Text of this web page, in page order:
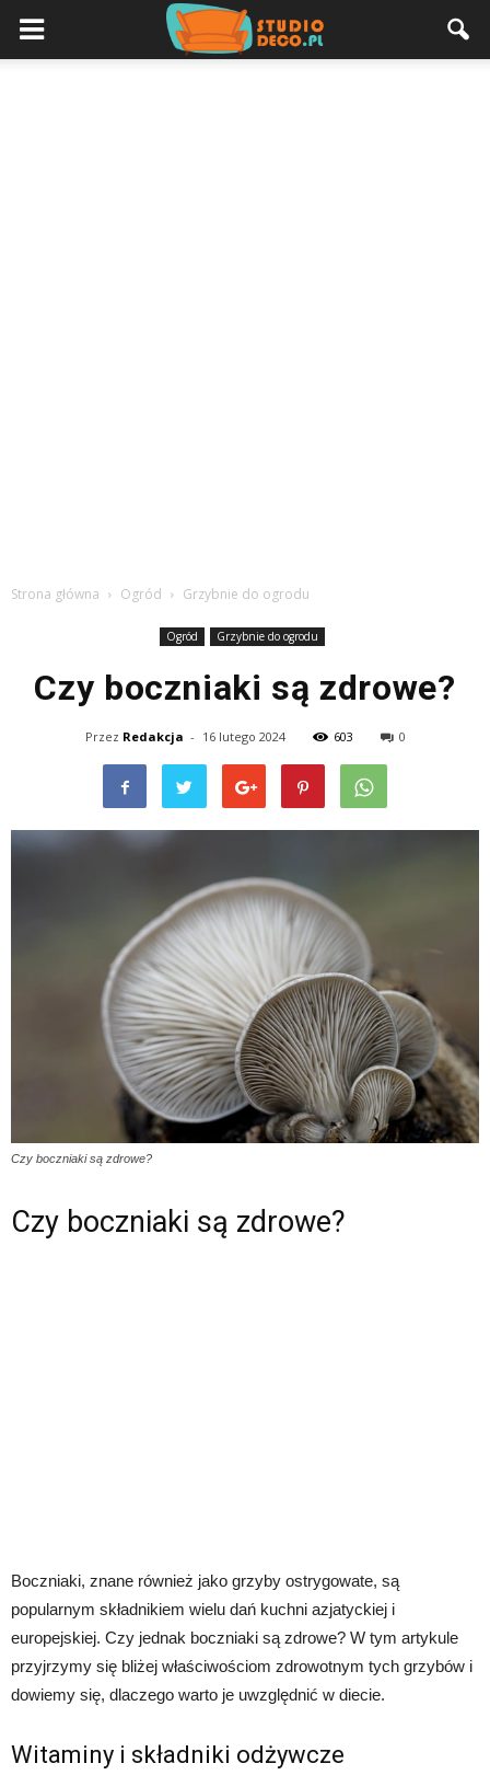
Strona główna Ogród Grzybnie do ogrodu
Ogród Grzybnie do ogrodu
Czy boczniaki są zdrowe?
Przez Redakcja - 16 lutego 2024 603 0
Czy boczniaki są zdrowe?
Czy boczniaki są zdrowe?
Boczniaki, znane również jako grzyby ostrygowate, są
popularnym składnikiem wielu dań kuchni azjatyckiej i
europejskiej. Czy jednak boczniaki są zdrowe? W tym artykule
przyjrzymy się bliżej właściwościom zdrowotnym tych grzybów i
dowiemy się, dlaczego warto je uwzględnić w diecie.
Witaminy i składniki odżywcze